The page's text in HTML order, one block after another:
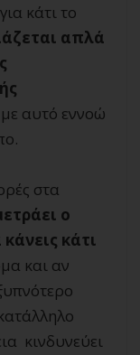
κάτι το
απλά
αυτό εννοώ
στα
ο
κάτι
και αν
κινδυνεύει